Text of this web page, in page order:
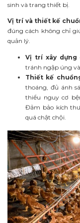
sinh và trang thiết bị.
Vị trí và thiết kế
đúng cách không chỉ
quản lý.
Vị trí xây dựng
tránh ngập úng
Thiết kế
thoáng, đủ ánh
thiểu nguy cơ
Đảm bảo kích
quá chật chội.